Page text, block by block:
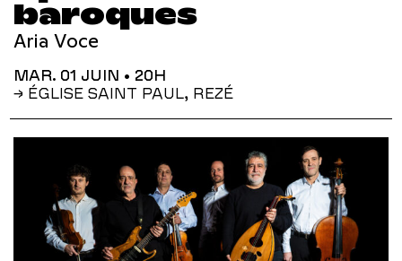
baroques
Aria Voce
MAR. 01 JUIN • 20H
→ ÉGLISE SAINT PAUL, REZÉ